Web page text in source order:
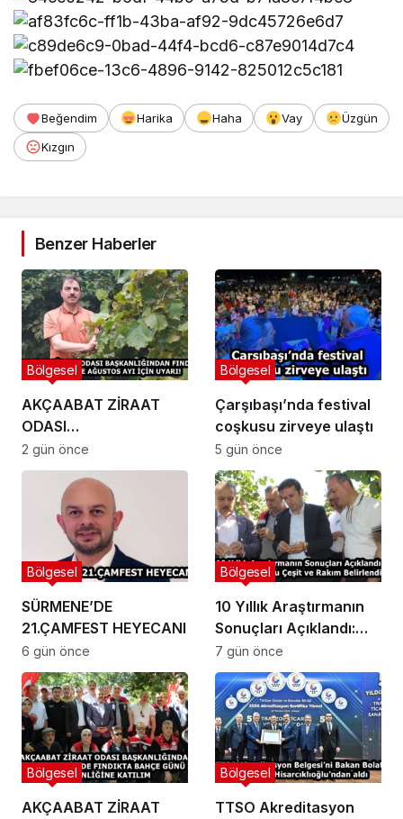
Beğendim Harika Haha Vay
Üzgün
Kızgın
Benzer Haberler
AKÇAABAT ZİRAAT
ODASI
BAŞKANLIĞINDAN
FINDIK ÜRETİCİLERİNE
AĞUSTOS AYI İÇİN
UYARI!
Bölgesel
2 gün önce
Çarşıbaşı’nda festival
coşkusu zirveye ulaştı
Bölgesel
5 gün önce
SÜRMENE’DE
21.ÇAMFEST HEYECANI
Bölgesel
6 gün önce
10 Yıllık Araştırmanın
Sonuçları Açıklandı:
Fındıkta Doğru Çeşit ve
Rakım Belirlendi
Bölgesel
7 gün önce
AKÇAABAT ZİRAAT
Bölgesel
TTSO Akreditasyon
Bölgesel